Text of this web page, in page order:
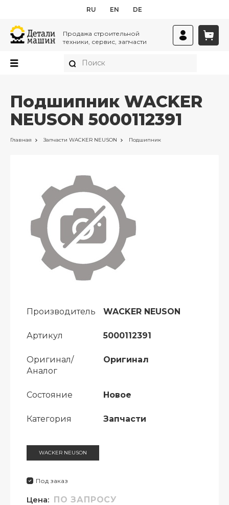
RU EN DE
Продажа строительной
техники, сервис, запчасти
Подшипник WACKER
NEUSON 5000112391
Главная Запчасти WACKER NEUSON Подшипник
Производитель WACKER NEUSON
Артикул 5000112391
Оригинал/
Аналог
Оригинал
Состояние Новое
Категория Запчасти
WACKER NEUSON
Под заказ
Цена: ПО ЗАПРОСУ